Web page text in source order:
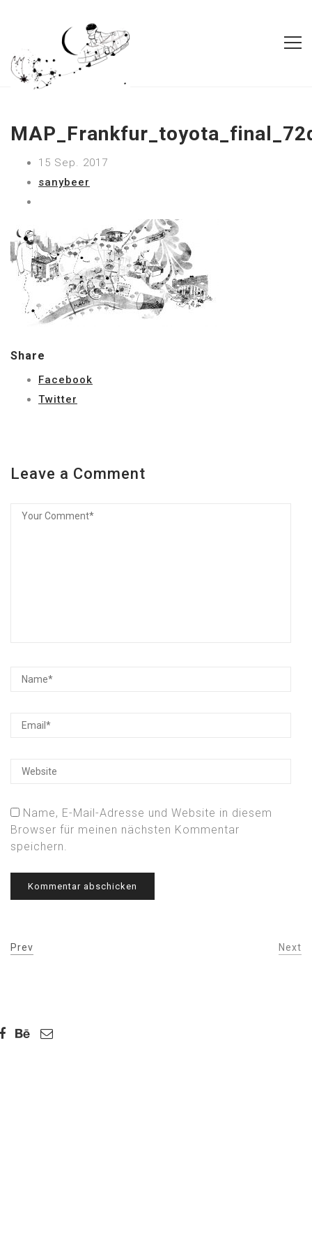
15 Sep. 2017
sanybeer
Share
Facebook
Twitter
Leave a Comment
Name, E-Mail-Adresse und Website in diesem
Browser für meinen nächsten Kommentar
speichern.
Prev Next